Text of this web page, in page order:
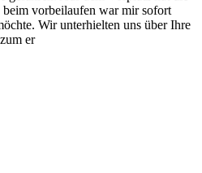
vorbeilaufen war mir sofort
Wir unterhielten uns über Ihre
er